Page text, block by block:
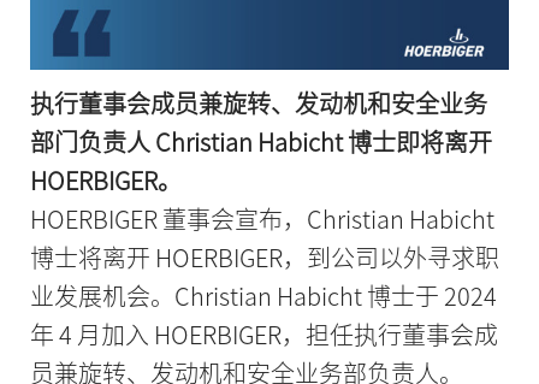
执行董事会成员兼旋转、发动机和安全业务
部门负责人 Christian Habicht 博士即将离开
HOERBIGER。
HOERBIGER 董事会宣布，Christian Habicht
博士将离开 HOERBIGER，到公司以外寻求职
业发展机会。Christian Habicht 博士于 2024
年 4 月加入 HOERBIGER，担任执行董事会成
员兼旋转、发动机和安全业务部负责人。